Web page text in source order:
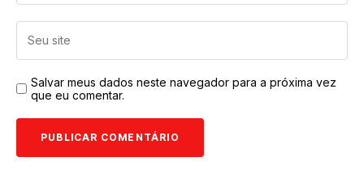
Salvar meus dados neste navegador para a próxima vez
que eu comentar.